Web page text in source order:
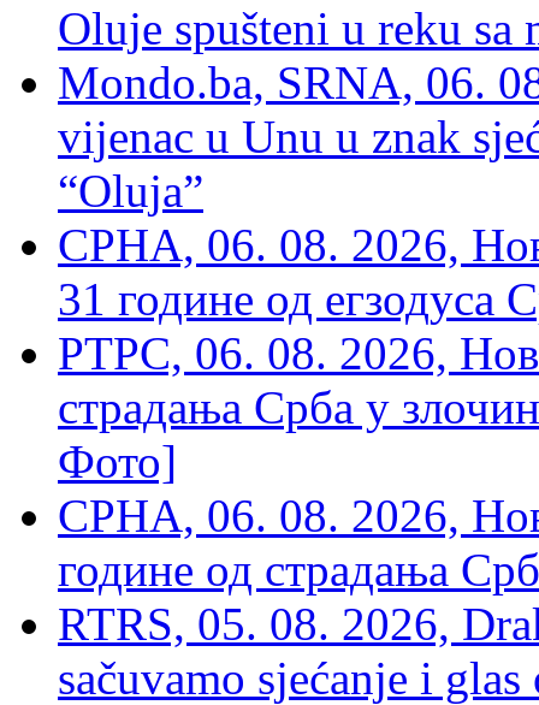
Oluje spušteni u reku sa
Mondo.ba, SRNA, 06.
vijenac u Unu u znak
“Oluja”
СРНА, 06. 08. 2026,
31 године од егзодуса
РТРС, 06. 08. 2026,
страдања Срба у
Фото]
СРНА, 06. 08. 2026,
године од страдања
RTRS, 05. 08. 2026,
sačuvamo sjećanje i